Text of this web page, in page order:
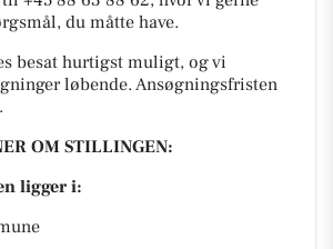
du måtte have.
besat hurtigst muligt, og vi
løbende. Ansøgningsfristen
OM STILLINGEN:
ligger i: